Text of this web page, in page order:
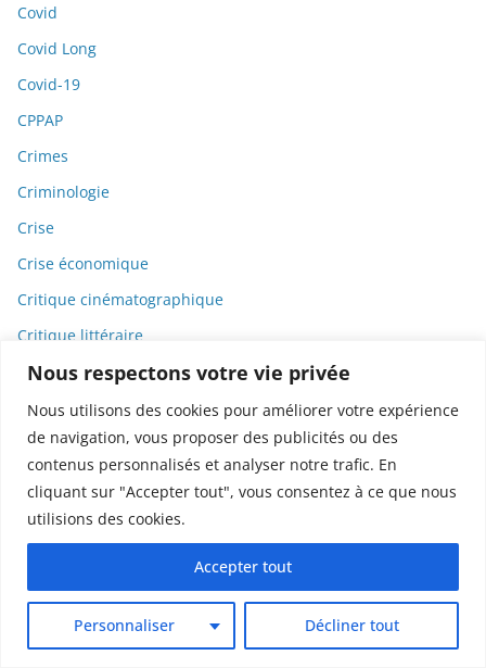
Nous respectons votre vie privée
Nous utilisons des cookies pour améliorer votre expérience
de navigation, vous proposer des publicités ou des
contenus personnalisés et analyser notre trafic. En
cliquant sur "Accepter tout", vous consentez à ce que nous
utilisions des cookies.
Personnaliser Décliner tout
Accepter tout
Covid
Covid Long
Covid-19
CPPAP
Crimes
Criminologie
Crise
Crise économique
Critique cinématographique
Critique littéraire
Critique musicale
Critique théâtre
CRO
Cryptomonnaies
Culture
Culture pop
Cyberharcèlement